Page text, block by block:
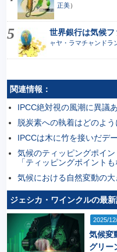
正美）
世界銀行は気候
ャヤ・ラマチャンドラ
関連情報：
IPCC絶対視の風潮に異議
脱炭素への執着はどのよ
IPCCは木に竹を接いだデ
気候のティッピングポイン
「ティッピングポイント
気候における自然変動の
ジェシカ・ワインクルの最
2025/
気候変
グリー